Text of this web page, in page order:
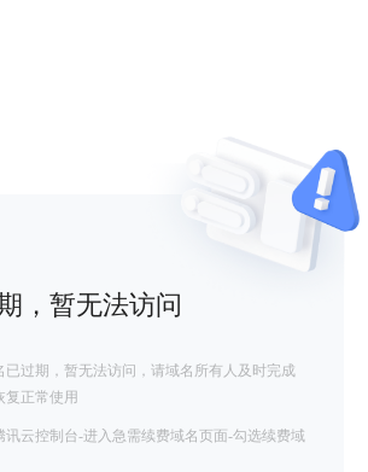
，暂无法访问
已过期，暂无法访问，请域名所有人及时完成
复正常使用
讯云控制台-进入急需续费域名页面-勾选续费域